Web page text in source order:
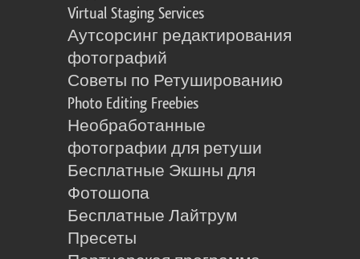
Virtual Staging Services
Аутсорсинг редактирования
фотографий
Советы по Ретушированию
Photo Editing Freebies
Необработанные
фотографии для ретуши
Бесплатные Экшны для
Фотошопа
Бесплатные Лайтрум
Пресеты